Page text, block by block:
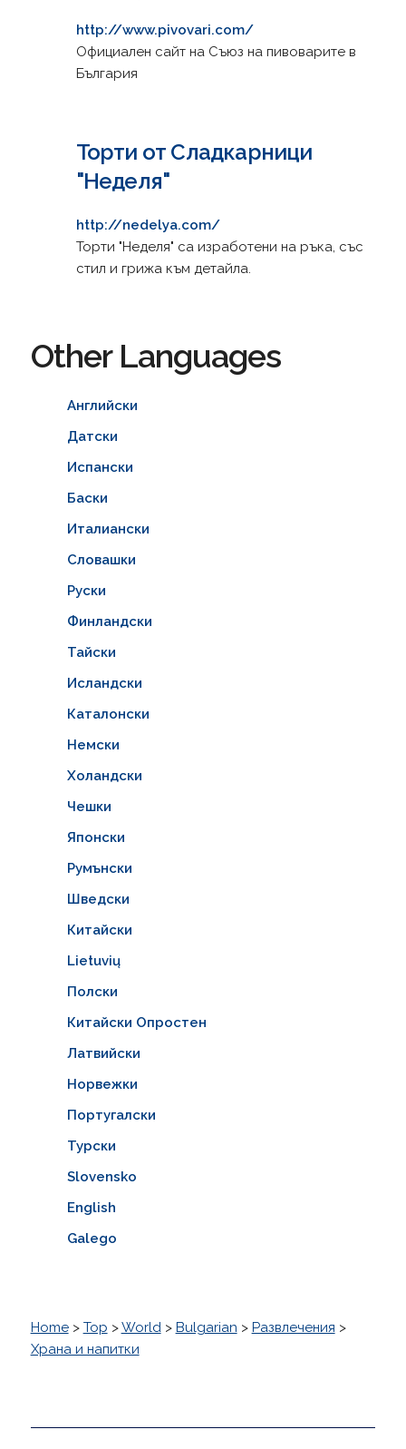
http://www.pivovari.com/
Официален сайт на Съюз на пивоварите в
България
Торти от Сладкарници
"Неделя"
http://nedelya.com/
Торти "Неделя" са изработени на ръка, със
стил и грижа към детайла.
Other Languages
Английски
Датски
Испански
Баски
Италиански
Словашки
Руски
Финландски
Тайски
Исландски
Каталонски
Немски
Холандски
Чешки
Японски
Румънски
Шведски
Китайски
Lietuvių
Полски
Китайски Опростен
Латвийски
Норвежки
Португалски
Турски
Slovensko
English
Galego
Home> Top >World> Bulgarian > Развлечения >
Храна и напитки